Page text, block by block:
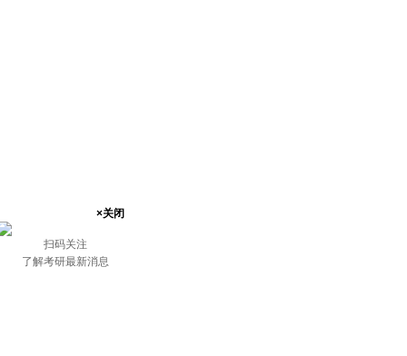
×关闭
扫码关注
了解考研最新消息